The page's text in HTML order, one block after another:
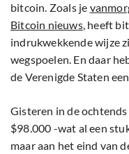
bitcoin. Zoals je
Bitcoin nieuws, heeft
indrukwekkende wijze
wegspoelen. En daar
de Verenigde Staten
Gisteren in de
$98.000 -wat al een
maar aan het eind van